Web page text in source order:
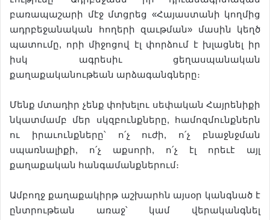
բառապաշարի մէջ մտցրեց «Հայաստանի կողմից
ադրբեջանական հողերի զաւթման» մասին կեղծ
պատումը, որի միջոցով էլ փորձում է խլացնել իր
իսկ ագրեսիւ ցեղասպանական
քաղաքականութեան արձագանգները։
Մենք մտադիր չենք փոխելու սեփական Հայրենիքի
նկատմամբ մեր սկզբունքները, համոզմունքներն
ու իրաւունքները՝ ո՛չ ուժի, ո՛չ բնաջնջման
սպառնալիքի, ո՛չ աքսորի, ո՛չ էլ որեւէ այլ
քաղաքական հանգամանքներում։
Ամբողջ քաղաքակիրթ աշխարհն այսօր կանգնած է
ընտրութեան առաջ՝ կամ վերականգնել